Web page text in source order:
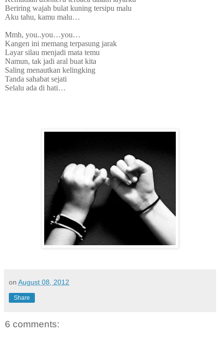
Beriring wajah bulat kuning tersipu malu
Aku tahu, kamu malu…
Mmh, you..you…you…
Kangen ini memang terpasung jarak
Layar silau menjadi mata temu
Namun, tak jadi aral buat kita
Saling menautkan kelingking
Tanda sahabat sejati
Selalu ada di hati…
on August 08, 2012
Share
6 comments: